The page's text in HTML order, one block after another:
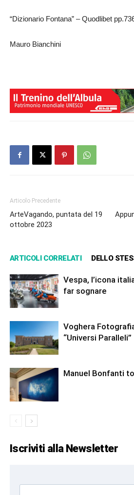
“Dizionario Fontana” – Quodlibet
Mauro Bianchini
Articolo Precedente
ArteVagando, puntata del 19
ottobre 2023
ARTICOLI CORRELATI DELLO
Vespa, l’icona
far sognare
Voghera
“Universi Paralleli”
Manuel Bonfanti
Iscriviti alla Newsletter